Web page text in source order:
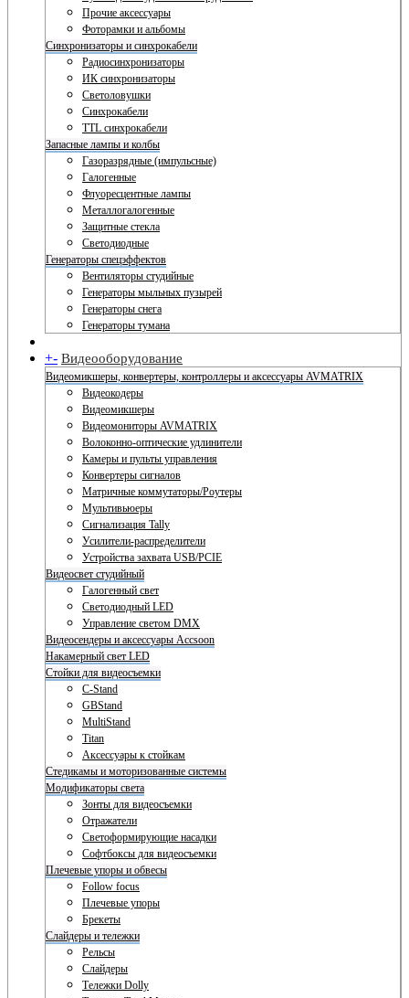
Прочие аксессуары
Фоторамки и альбомы
Синхронизаторы и синхрокабели
Радиосинхронизаторы
ИК синхронизаторы
Светоловушки
Синхрокабели
TTL синхрокабели
Запасные лампы и колбы
Газоразрядные (импульсные)
Галогенные
Флуоресцентные лампы
Металлогалогенные
Защитные стекла
Светодиодные
Генераторы спецэффектов
Вентиляторы студийные
Генераторы мыльных пузырей
Генераторы снега
Генераторы тумана
+- Видеооборудование
Видеомикшеры, конвертеры, контроллеры и аксессуары AVMATRIX
Видеокодеры
Видеомикшеры
Видеомониторы AVMATRIX
Волоконно-оптические удлинители
Камеры и пульты управления
Конвертеры сигналов
Матричные коммутаторы/Роутеры
Мультивьюеры
Сигнализация Tally
Усилители-распределители
Устройства захвата USB/PCIE
Видеосвет студийный
Галогенный свет
Светодиодный LED
Управление светом DMX
Видеосендеры и аксессуары Accsoon
Накамерный свет LED
Стойки для видеосъемки
C-Stand
GBStand
MultiStand
Titan
Аксессуары к стойкам
Стедикамы и моторизованные системы
Модификаторы света
Зонты для видеосъемки
Отражатели
Светоформирующие насадки
Софтбоксы для видеосъемки
Плечевые упоры и обвесы
Follow focus
Плечевые упоры
Брекеты
Слайдеры и тележки
Рельсы
Слайдеры
Тележки Dolly